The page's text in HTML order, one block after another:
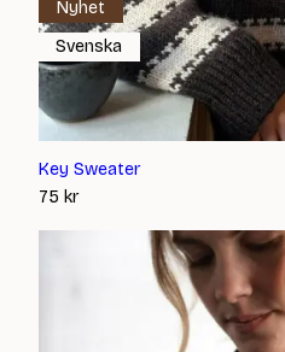
Key Sweater
75 kr
Nyhet
Svenska